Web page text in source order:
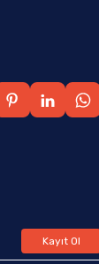
Kayıt Ol